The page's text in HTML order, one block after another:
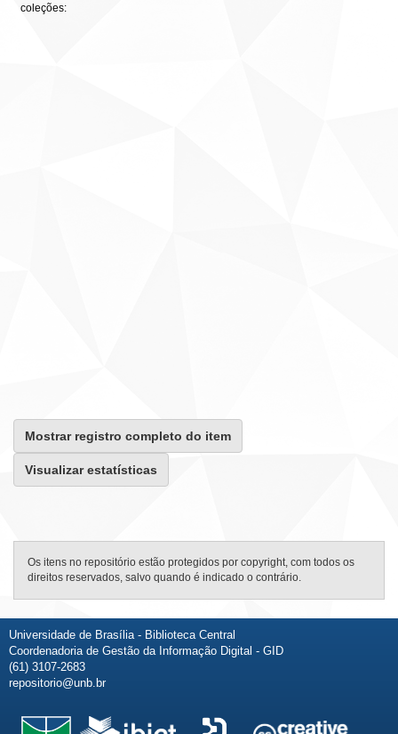
coleções:
Mostrar registro completo do item
Visualizar estatísticas
Os itens no repositório estão protegidos por copyright, com todos os
direitos reservados, salvo quando é indicado o contrário.
Universidade de Brasília - Biblioteca Central
Coordenadoria de Gestão da Informação Digital - GID
(61) 3107-2683
repositorio@unb.br